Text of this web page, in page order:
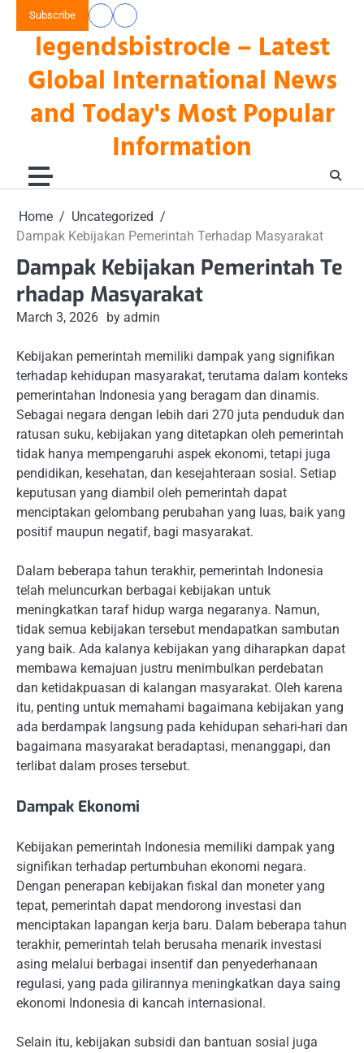
Subscribe
legendsbistrocle – Latest
Global International News
and Today's Most Popular
Information
data
toto
hk
keluaran
hk
Home
Uncategorized
Dampak Kebijakan Pemerintah Terhadap Masyarakat
Dampak Kebijakan Pemerintah Te
rhadap Masyarakat
March 3, 2026 by admin
Kebijakan pemerintah memiliki dampak yang signifikan
terhadap kehidupan masyarakat, terutama dalam konteks
pemerintahan Indonesia yang beragam dan dinamis.
Sebagai negara dengan lebih dari 270 juta penduduk dan
ratusan suku, kebijakan yang ditetapkan oleh pemerintah
tidak hanya mempengaruhi aspek ekonomi, tetapi juga
pendidikan, kesehatan, dan kesejahteraan sosial. Setiap
keputusan yang diambil oleh pemerintah dapat
menciptakan gelombang perubahan yang luas, baik yang
positif maupun negatif, bagi masyarakat.
Dalam beberapa tahun terakhir, pemerintah Indonesia
telah meluncurkan berbagai kebijakan untuk
meningkatkan taraf hidup warga negaranya. Namun,
tidak semua kebijakan tersebut mendapatkan sambutan
yang baik. Ada kalanya kebijakan yang diharapkan dapat
membawa kemajuan justru menimbulkan perdebatan
dan ketidakpuasan di kalangan masyarakat. Oleh karena
itu, penting untuk memahami bagaimana kebijakan yang
ada berdampak langsung pada kehidupan sehari-hari dan
bagaimana masyarakat beradaptasi, menanggapi, dan
terlibat dalam proses tersebut.
Dampak Ekonomi
Kebijakan pemerintah Indonesia memiliki dampak yang
signifikan terhadap pertumbuhan ekonomi negara.
Dengan penerapan kebijakan fiskal dan moneter yang
tepat, pemerintah dapat mendorong investasi dan
menciptakan lapangan kerja baru. Dalam beberapa tahun
terakhir, pemerintah telah berusaha menarik investasi
asing melalui berbagai insentif dan penyederhanaan
regulasi, yang pada gilirannya meningkatkan daya saing
ekonomi Indonesia di kancah internasional.
Selain itu, kebijakan subsidi dan bantuan sosial juga